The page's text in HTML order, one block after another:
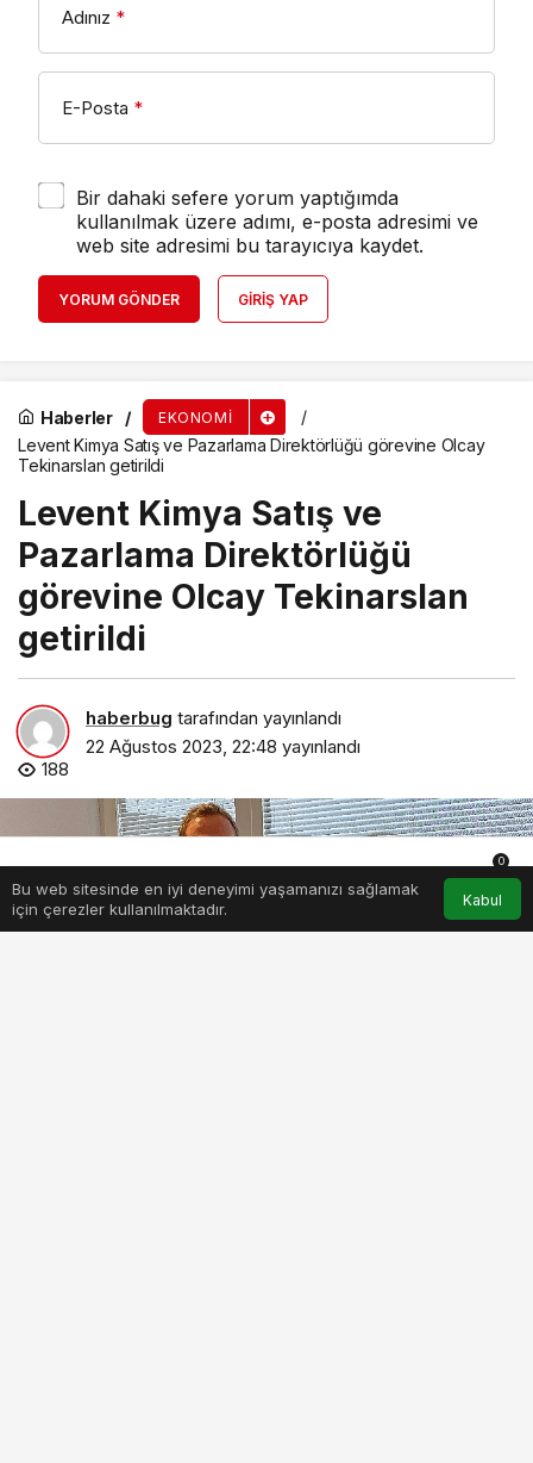
Adınız *
E-Posta *
Bir dahaki sefere yorum yaptığımda
kullanılmak üzere adımı, e-posta adresimi ve
web site adresimi bu tarayıcıya kaydet.
YORUM GÖNDER GIRIŞ YAP
Haberler EKONOMI
Levent Kimya Satış ve Pazarlama Direktörlüğü görevine Olcay
Tekinarslan getirildi
Levent Kimya Satış ve
Pazarlama Direktörlüğü
görevine Olcay Tekinarslan
getirildi
haberbug tarafından yayınlandı
22 Ağustos 2023, 22:48 yayınlandı
188
Bu web sitesinde en iyi deneyimi yaşamanızı sağlamak
için çerezler kullanılmaktadır.
Kabul
Anasayfa Akış Hesabım Bildirimler
0